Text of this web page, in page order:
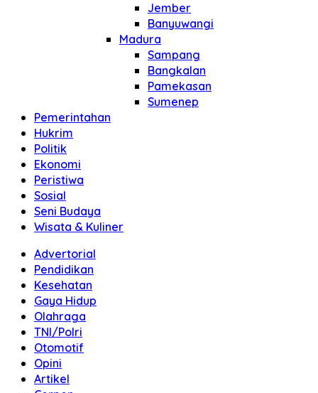
Jember
Banyuwangi
Madura
Sampang
Bangkalan
Pamekasan
Sumenep
Pemerintahan
Hukrim
Politik
Ekonomi
Peristiwa
Sosial
Seni Budaya
Wisata & Kuliner
Advertorial
Pendidikan
Kesehatan
Gaya Hidup
Olahraga
TNI/Polri
Otomotif
Opini
Artikel